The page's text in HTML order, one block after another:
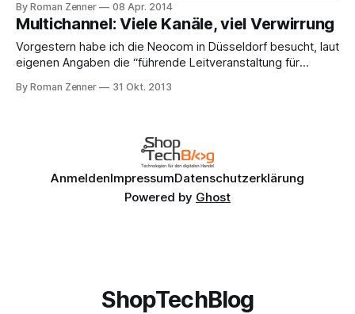
Wieselhuber & Partner vom Onlinehandel besonders
bedroht sind. Abgesehen von den strategischen bzw.
wirtschaftlichen Implikationen, die unter anderem bei
Exciting Commerce diskutiert wurden, wollen wir uns an
By Roman Zenner 08 Apr. 2014
Multichannel: Viele Kanäle, viel Verwirrung
Vorgestern habe ich die Neocom in Düsseldorf besucht, laut
eigenen Angaben die “führende Leitveranstaltung für
Europa”. Was den Charakter der Messe anging, habe ich mir
By Roman Zenner 31 Okt. 2013
AnmeldenImpressumDatenschutzerklärung
Powered by Ghost
ShopTechBlog